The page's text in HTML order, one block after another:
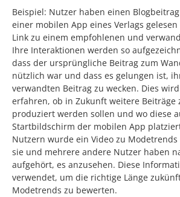
Beispiel: Nutzer haben einen
einer mobilen App eines Verlags
Link zu einem empfohlenen und
Ihre Interaktionen werden so
dass der ursprüngliche Beitrag zum
nützlich war und dass es gelungen ist,
verwandten Beitrag zu wecken. Dies
erfahren, ob in Zukunft weitere Beiträge
produziert werden sollen und wo diese
Startbildschirm der mobilen App
Nutzern wurde ein Video zu
sie und mehrere andere Nutzer haben
aufgehört, es anzusehen. Diese
verwendet, um die richtige Länge
Modetrends zu bewerten.